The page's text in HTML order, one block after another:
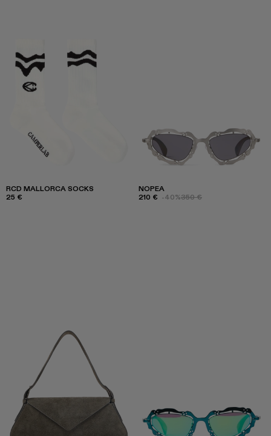
RCD MALLORCA SOCKS
25 €
NOPEA
210 € -40%350 €